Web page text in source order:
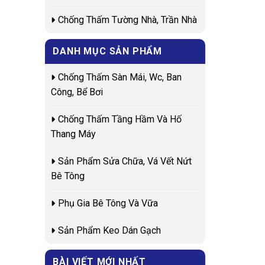
Chống Thấm Tường Nhà, Trần Nhà
DANH MỤC SẢN PHẨM
Chống Thấm Sàn Mái, Wc, Ban
Công, Bể Bơi
Chống Thấm Tầng Hầm Và Hố
Thang Máy
Sản Phẩm Sửa Chữa, Vá Vết Nứt
Bê Tông
Phụ Gia Bê Tông Và Vữa
Sản Phẩm Keo Dán Gạch
BÀI VIẾT MỚI NHẤT